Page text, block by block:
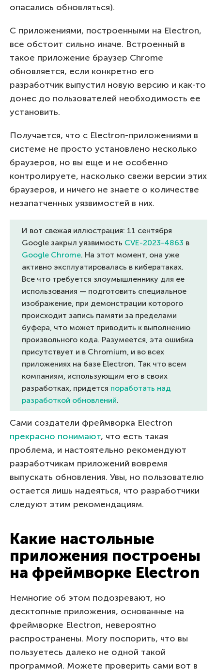
опасались обновляться).
С приложениями, построенными на Electron,
все обстоит сильно иначе. Встроенный в
такое приложение браузер Chrome
обновляется, если конкретно его
разработчик выпустил новую версию и как-то
донес до пользователей необходимость ее
установить.
Получается, что с Electron-приложениями в
системе не просто установлено несколько
браузеров, но вы еще и не особенно
контролируете, насколько свежи версии этих
браузеров, и ничего не знаете о количестве
незапатченных уязвимостей в них.
И вот свежая иллюстрация: 11 сентября
Google закрыл уязвимость CVE-2023-4863 в
Google Chrome. На этот момент, она уже
активно эксплуатировалась в кибератаках.
Все что требуется злоумышленнику для ее
использования — подготовить специальное
изображение, при демонстрации которого
происходит запись памяти за пределами
буфера, что может приводить к выполнению
произвольного кода. Разумеется, эта ошибка
присутствует и в Chromium, и во всех
приложениях на базе Electron. Так что всем
компаниям, использующим его в своих
разработках, придется поработать над
разработкой обновлений.
Сами создатели фреймворка Electron
прекрасно понимают, что есть такая
проблема, и настоятельно рекомендуют
разработчикам приложений вовремя
выпускать обновления. Увы, но пользователю
остается лишь надеяться, что разработчики
следуют этим рекомендациям.
Какие настольные
приложения построены
на фреймворке Electron
Немногие об этом подозревают, но
десктопные приложения, основанные на
фреймворке Electron, невероятно
распространены. Могу поспорить, что вы
пользуетесь далеко не одной такой
программой. Можете проверить сами вот в